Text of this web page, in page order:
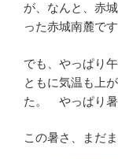
が、なんと、赤
った赤城南麓です
でも、やっぱり
ともに気温も上
た。 やっぱり暑
この暑さ、まだ